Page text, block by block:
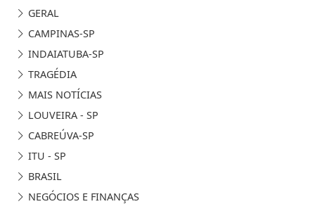
GERAL
CAMPINAS-SP
INDAIATUBA-SP
TRAGÉDIA
MAIS NOTÍCIAS
LOUVEIRA - SP
CABREÚVA-SP
ITU - SP
BRASIL
NEGÓCIOS E FINANÇAS